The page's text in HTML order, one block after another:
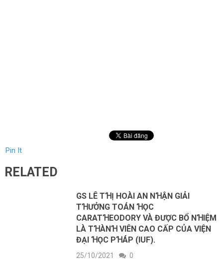
Pin It
RELATED
GS LÊ TꞪỊ HOÀI AN NꞪẬN GIẢI
TꞪƯỞNG TOÁN ꞪỌC
CARATꞪEODORY VÀ ĐƯỢC BỔ NꞪIỆM
LÀ TꞪÀNꞪ VIÊN CAO CẤP CỦA VIỆN
ĐẠI ꞪỌC PꞪÁP (IUF).
25/10/2021 0